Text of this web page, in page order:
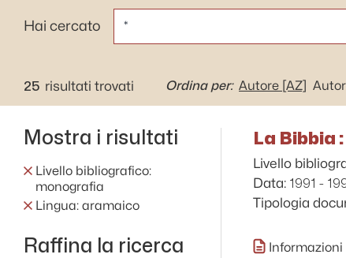
Hai cercato
25 risultati trovati Ordina per: Autore [AZ]
Mostra i risultati
Livello bibliografico:
monografia
Lingua: aramaico
Raffina la ricerca
La Bibbia
Livello
Data: 1991 -
Tipologia